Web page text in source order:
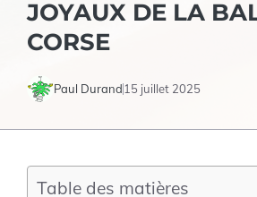
JOYAUX DE LA
CORSE
Paul Durand 15 juillet 2025
Table des matières